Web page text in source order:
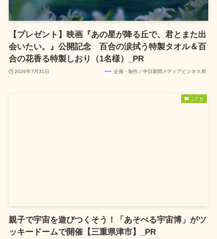
【プレゼント】映画『あの星が降る丘で、君とまた出
会いたい。』公開記念 百合の涙拭う特製タオル＆百
合の花香る特製しおり（1名様）_PR
2026年7月31日 企画・制作／中日新聞メディアビジネス局
こども
親子で宇宙を遊びつくそう！「あそべる宇宙博」がツ
ッキードームで開催【三重県津市】_PR